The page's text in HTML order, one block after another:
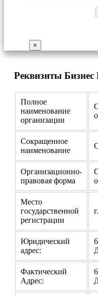
×
Реквизиты Бизнес
Полное
наименование
организации
Сокращенное
наименование
Организационно-
правовая форма
Место
государственной
регистрации
Юридический
адрес:
Фактический
Адрес: